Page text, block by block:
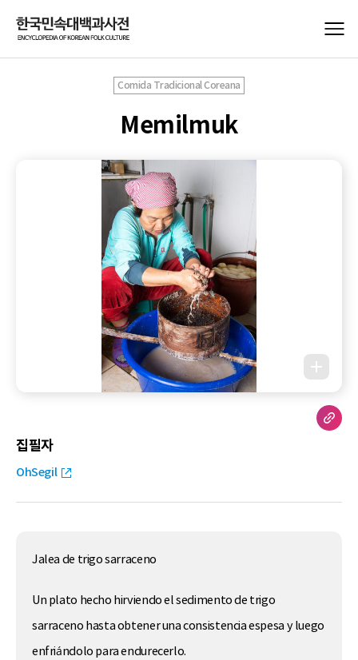
Comida Tradicional Coreana
Memilmuk
집필자
OhSegil
Jalea de trigo sarraceno
Un plato hecho hirviendo el sedimento de trigo
sarraceno hasta obtener una consistencia espesa y luego
enfriándolo para endurecerlo.